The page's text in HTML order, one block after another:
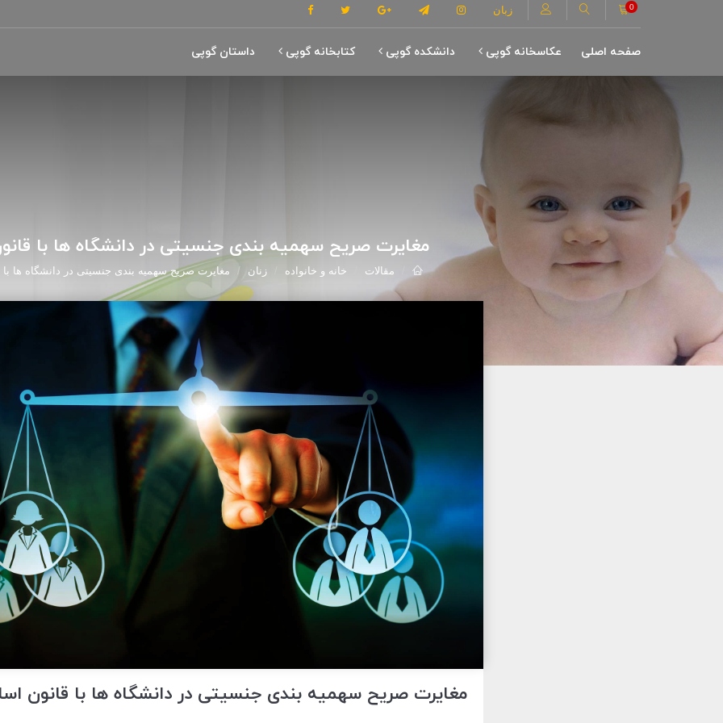
زبان 0
صفحه اصلی عکاسخانه گوپی دانشکده گوپی کتابخانه گوپی داستان گوپی
مغایرت صریح سهمیه بندی جنسیتی در دانشگاه ها با
مقالات خانه و خانواده زنان مغایرت صریح سهمیه بندی جنسیتی در دانشگاه ها
مغایرت صریح سهمیه بندی جنسیتی در دانشگاه ها با قانون